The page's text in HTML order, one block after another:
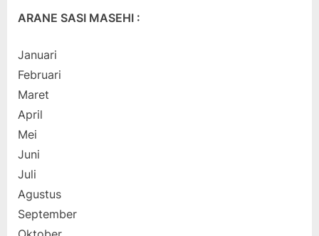
ARANE SASI MASEHI :
Januari
Februari
Maret
April
Mei
Juni
Juli
Agustus
September